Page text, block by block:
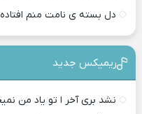
دل بسته ی نامت منم
ریمیکس جدید
نشد بری آخر ا تو یاد من